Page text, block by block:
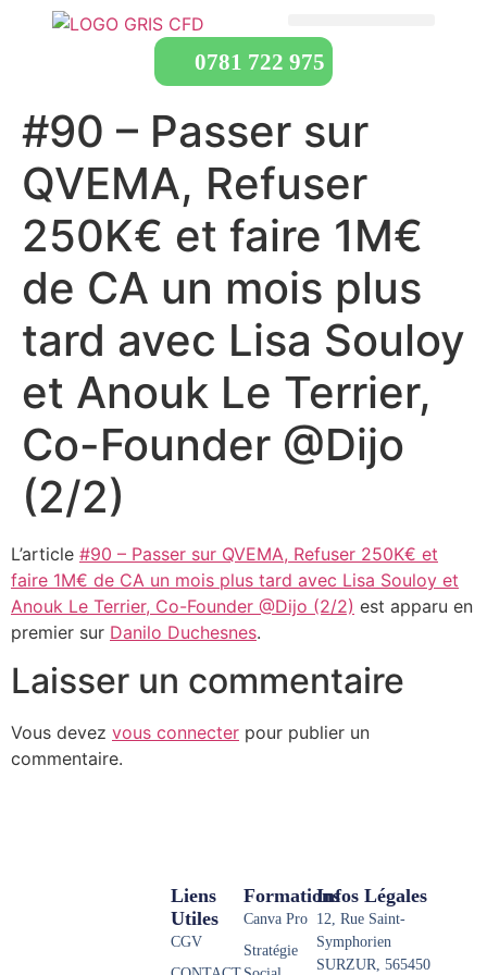
0781 722 975
#90 – Passer sur
QVEMA, Refuser
250K€ et faire 1M€
de CA un mois plus
tard avec Lisa Souloy
et Anouk Le Terrier,
Co-Founder @Dijo
(2/2)
L’article #90 – Passer sur QVEMA, Refuser 250K€ et
faire 1M€ de CA un mois plus tard avec Lisa Souloy et
Anouk Le Terrier, Co-Founder @Dijo (2/2) est apparu en
premier sur Danilo Duchesnes.
Laisser un commentaire
Vous devez vous connecter pour publier un
commentaire.
Formations
Canva Pro
Stratégie
Liens
Utiles
CGV
Infos Légales
12, Rue Saint-
Symphorien
SURZUR, 565450